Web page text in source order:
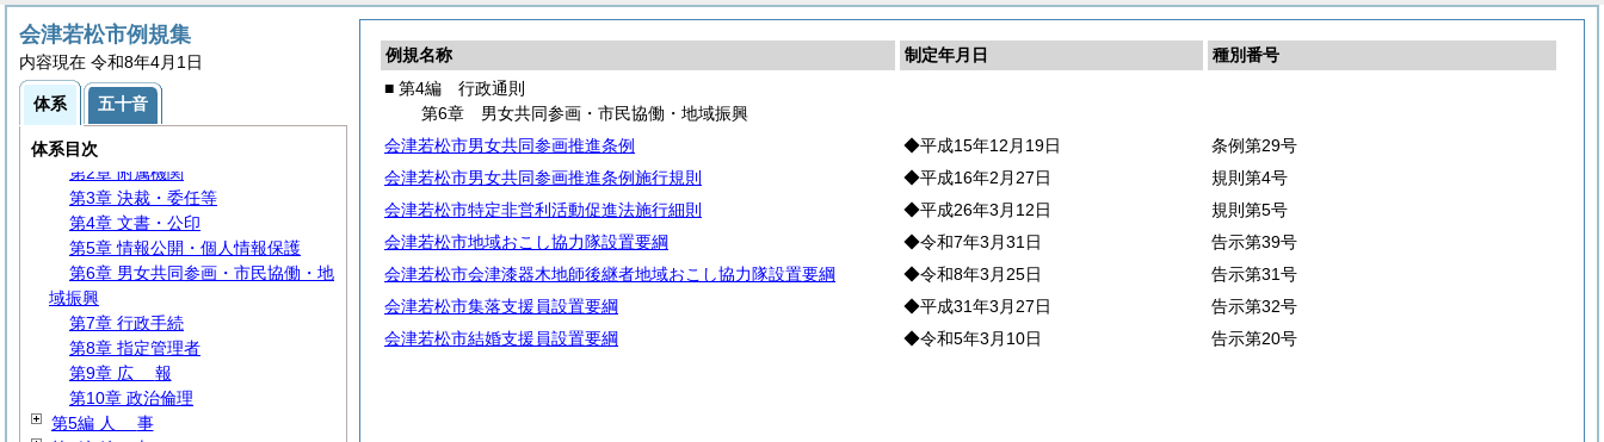
例規名称 制定年月日
種別番号
■ 第4編 行政通則
第6章 男女共同参画・市民協働・地域振興
会津若松市男女共同参画推進条例
◆平成15年12月19日
条例第29号
会津若松市男女共同参画推進条例施行規則
◆平成16年2月27日
規則第4号
会津若松市特定非営利活動促進法施行細則
◆平成26年3月12日
規則第5号
会津若松市地域おこし協力隊設置要綱
◆令和7年3月31日
告示第39号
会津若松市会津漆器木地師後継者地域おこし協力隊設置要綱
◆令和8年3月25日
告示第31号
会津若松市集落支援員設置要綱
◆平成31年3月27日
告示第32号
会津若松市結婚支援員設置要綱
◆令和5年3月10日 告示第20号
会津若松市例規集
内容現在 令和8年4月1日
体系 五十音
体系目次
第1編総規
第2編議 会
第3編 行政委員会・委員
第4編 行政通則
第1章
第2章 附属機関
第3章 決裁・委任等
第4章 文書・公印
第5章 情報公開・個人情報保護
第6章 男女共同参画・市民協働・地
域振興
第7章 行政手続
第8章 指定管理者
第9章 広 報
第10章 政治倫理
第5編 人 事